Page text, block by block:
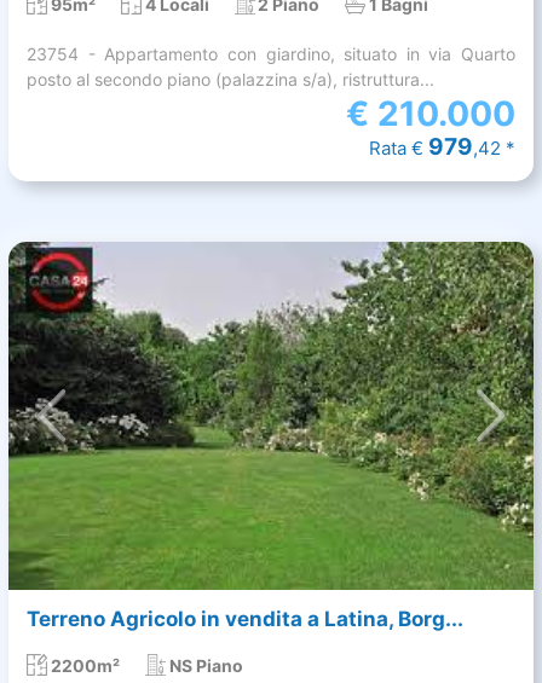
23754 - Appartamento con giardino, situato in via Quarto
posto al secondo piano (palazzina s/a), ristruttura...
€ 210.000
Rata € 979,42 *
Terreno Agricolo in vendita a Latina, Borg...
2200m² NS Piano